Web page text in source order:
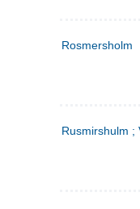
Rosmersholm
Rusmirshulm ;